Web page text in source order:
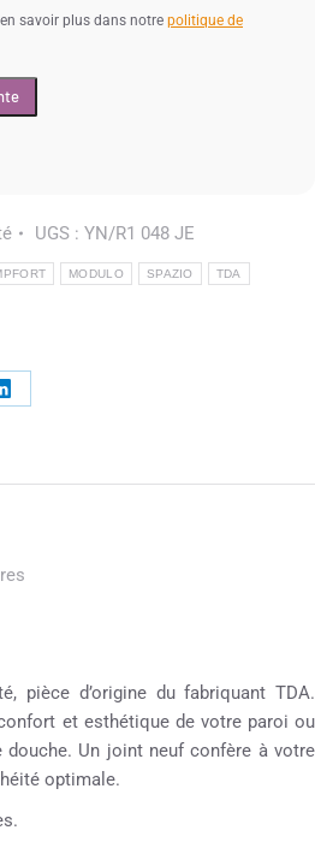
savoir plus dans notre politique de
UGS : YN/R1 048 JE
MODULO SPAZIO TDA
pièce d’origine du fabriquant TDA.
et esthétique de votre paroi ou
Un joint neuf confère à votre
optimale.